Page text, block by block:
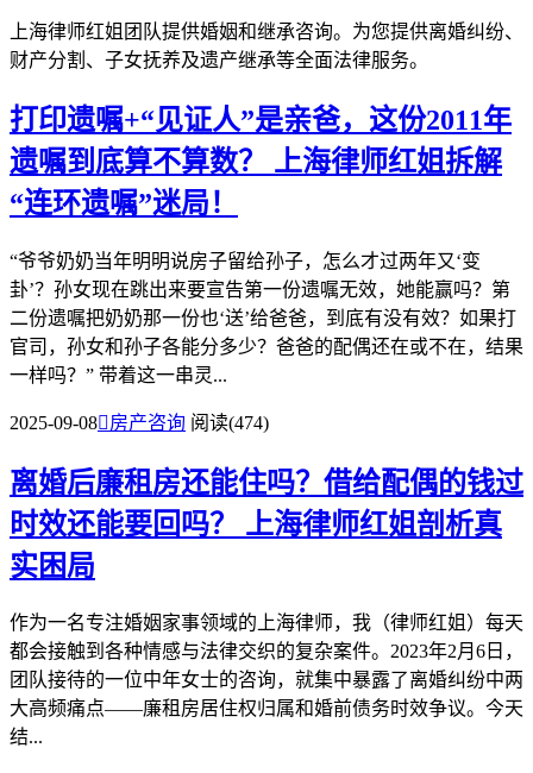
上海律师红姐团队提供婚姻和继承咨询。为您提供离婚纠纷、
财产分割、子女抚养及遗产继承等全面法律服务。
打印遗嘱+“见证人”是亲爸，这份2011年
遗嘱到底算不算数？ 上海律师红姐拆解
“连环遗嘱”迷局！
“爷爷奶奶当年明明说房子留给孙子，怎么才过两年又‘变
卦’？孙女现在跳出来要宣告第一份遗嘱无效，她能赢吗？第
二份遗嘱把奶奶那一份也‘送’给爸爸，到底有没有效？如果打
官司，孙女和孙子各能分多少？爸爸的配偶还在或不在，结果
一样吗？” 带着这一串灵...
2025-09-08房产咨询 阅读(474)
离婚后廉租房还能住吗？借给配偶的钱过
时效还能要回吗？ 上海律师红姐剖析真
实困局​​
作为一名专注婚姻家事领域的上海律师，我（律师红姐）每天
都会接触到各种情感与法律交织的复杂案件。2023年2月6日，
团队接待的一位中年女士的咨询，就集中暴露了离婚纠纷中两
大高频痛点——​​廉租房居住权归属​​和​​婚前债务时效争议​​。今天
结...